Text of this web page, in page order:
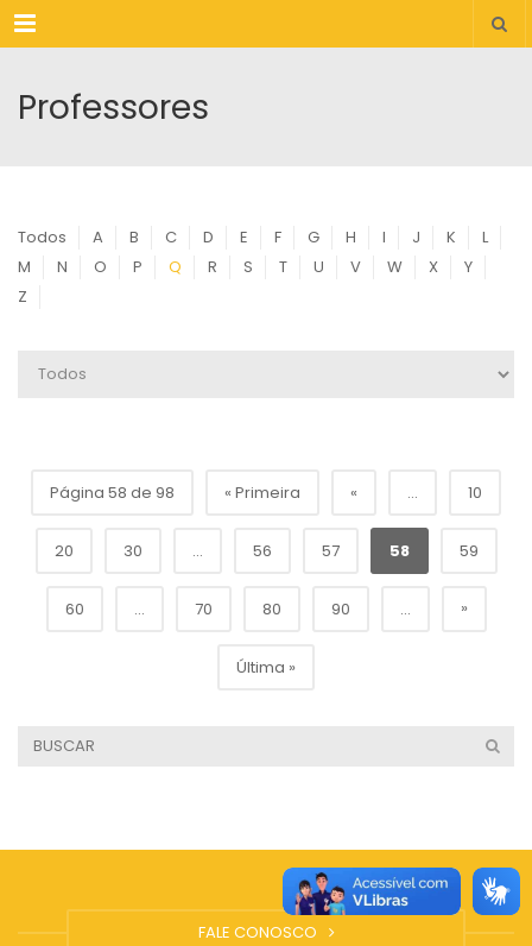
Menu
Professores
Todos A B C D E F G H I J K
L
M
N O P Q R S T U V W X
Y
Z
Página 58 de 98 « Primeira « ... 10
20 30 ... 56 57 58 59
60 ... 70 80 90 ... »
Última »
FALE CONOSCO